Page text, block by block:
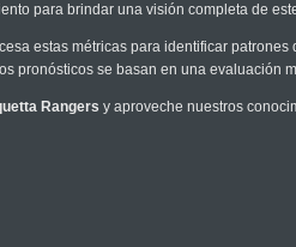
para brindar una visión completa de
estas métricas para identificar
pronósticos se basan en una
Rangers y aproveche nuestros